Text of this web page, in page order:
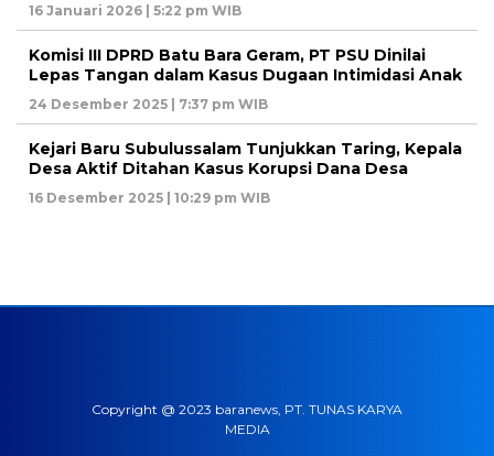
16 Januari 2026 | 5:22 pm WIB
Komisi III DPRD Batu Bara Geram, PT PSU Dinilai
Lepas Tangan dalam Kasus Dugaan Intimidasi Anak
24 Desember 2025 | 7:37 pm WIB
Kejari Baru Subulussalam Tunjukkan Taring, Kepala
Desa Aktif Ditahan Kasus Korupsi Dana Desa
16 Desember 2025 | 10:29 pm WIB
Copyright @ 2023 baranews, PT. TUNAS KARYA
MEDIA